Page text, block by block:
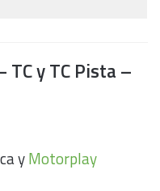
TC y TC Pista –
yMotorplay